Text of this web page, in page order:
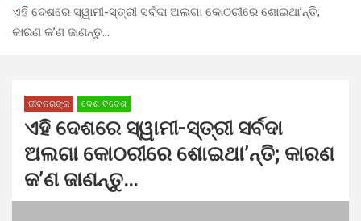
ଏହି ଦେଶରେ ସ୍ୱାମୀ-ସ୍ତ୍ରୀ ସର୍ବଦା ଅଲଗା କୋଠରୀରେ ଶୋଇଥା’ନ୍ତି;
କାରଣ କ’ଣ ଜାଣନ୍ତୁ…
ଜୀବନରଙ୍ଗ ଦେଶ-ବିଦେଶ
ଏହି ଦେଶରେ ସ୍ୱାମୀ-ସ୍ତ୍ରୀ ସର୍ବଦା
ଅଲଗା କୋଠରୀରେ ଶୋଇଥା’ନ୍ତି; କାରଣ
କ’ଣ ଜାଣନ୍ତୁ…